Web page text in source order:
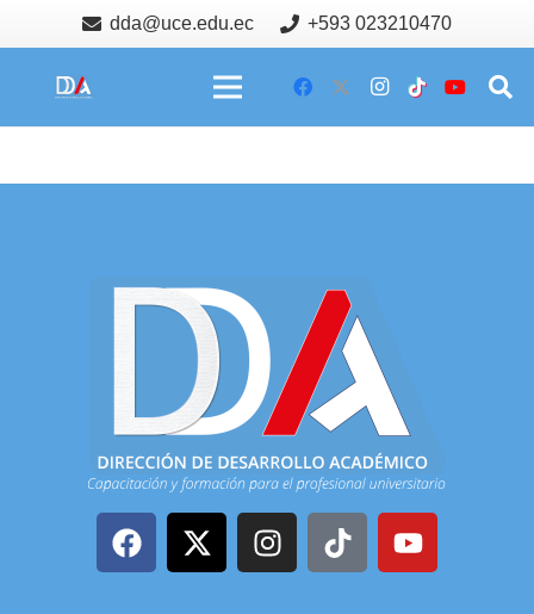
dda@uce.edu.ec +593 023210470